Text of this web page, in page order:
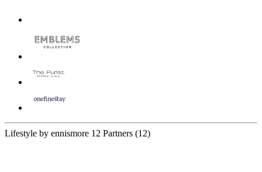
Lifestyle by ennismore 12 Partners (12)